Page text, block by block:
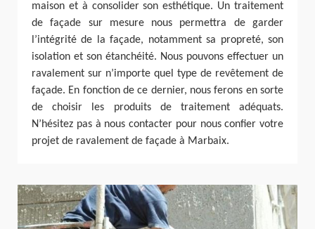
maison et à consolider son esthétique. Un traitement
de façade sur mesure nous permettra de garder
l’intégrité de la façade, notamment sa propreté, son
isolation et son étanchéité. Nous pouvons effectuer un
ravalement sur n’importe quel type de revêtement de
façade. En fonction de ce dernier, nous ferons en sorte
de choisir les produits de traitement adéquats.
N’hésitez pas à nous contacter pour nous confier votre
projet de ravalement de façade à Marbaix.